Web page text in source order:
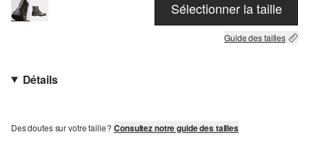
Sélectionner la taille
Guide des tailles
Détails
Des doutes sur votre taille ?Consultez notre guide des tailles